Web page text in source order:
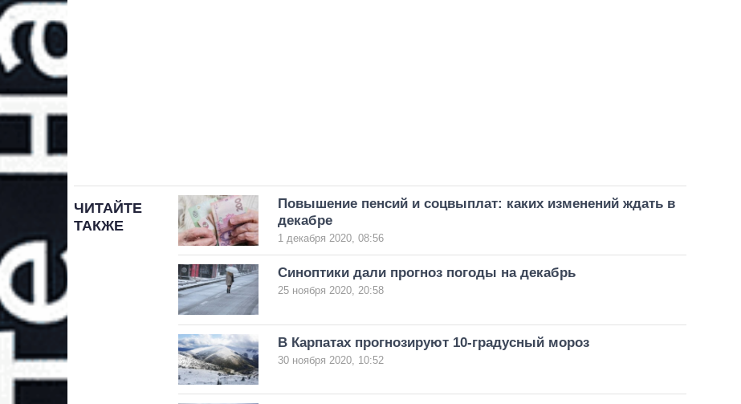
ЧИТАЙТЕ
ТАКЖЕ
Повышение пенсий и соцвыплат: каких изменений ждать в
декабре
1 декабря 2020, 08:56
Синоптики дали прогноз погоды на декабрь
25 ноября 2020, 20:58
В Карпатах прогнозируют 10-градусный мороз
30 ноября 2020, 10:52